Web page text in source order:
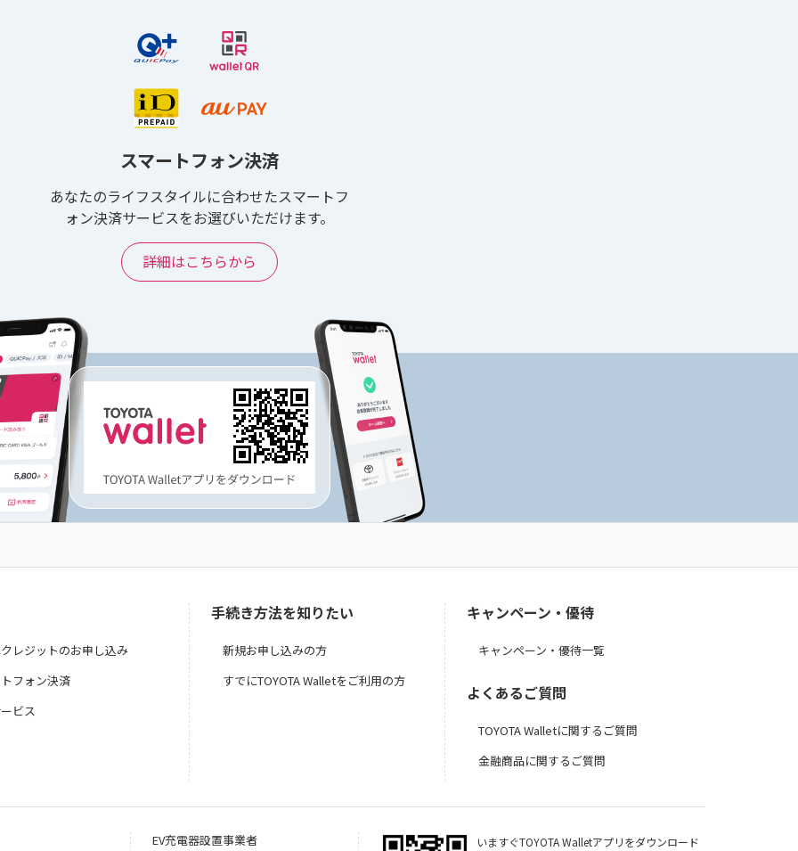
スマートフォン決済
あなたのライフスタイルに合わせたスマートフ
ォン決済サービスをお選びいただけます。
詳細はこちらから
レジットのお申し込み
フォン決済
ビス
手続き方法を知りたい
新規お申し込みの方
すでにTOYOTA Walletをご利用の方
キャンペーン・優待
キャンペーン・優待一覧
よくあるご質問
TOYOTA Walletに関するご質問
金融商品に関するご質問
EV充電器設置事業者 いますぐTOYOTA Walletアプリをダウンロード